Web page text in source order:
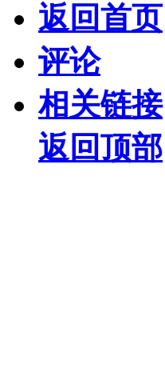
返回首页
评论
相关链接
返回顶部